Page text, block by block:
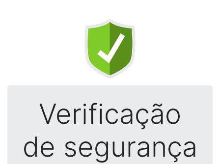
Verificação
de segurança